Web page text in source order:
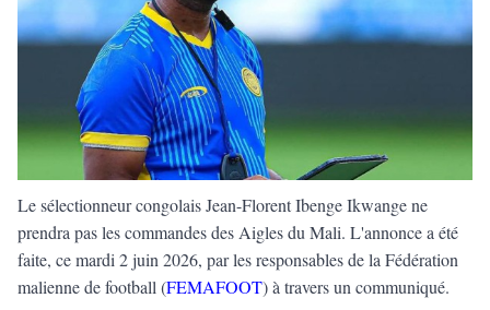
Le sélectionneur congolais Jean-Florent Ibenge Ikwange ne
prendra pas les commandes des Aigles du Mali. L'annonce a été
faite, ce mardi 2 juin 2026, par les responsables de la Fédération
malienne de football (FEMAFOOT) à travers un communiqué.